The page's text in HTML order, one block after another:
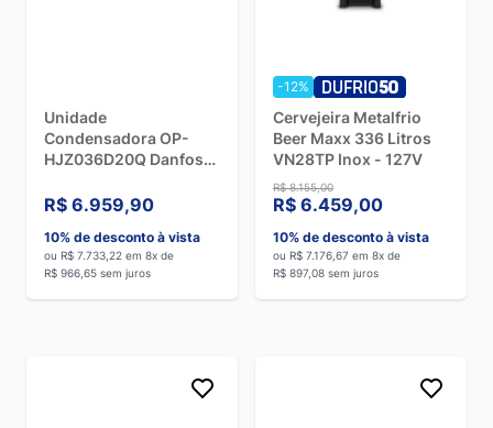
, àvoltagem do
energética dos equipamentos elétricos.
Unidade
Condensadora OP-
HJZ036D20Q Danfoss
R$ 6.959,90
10% de desconto à vista
ou R$ 7.733,22 em 8x de
R$ 966,65 sem juros
-12%
Cervejeira Metalfrio
Beer Maxx 336 Litros
VN28TP Inox - 127V
R$ 8.155,00
R$ 6.459,00
10% de desconto à vista
ou R$ 7.176,67 em 8x de
R$ 897,08 sem juros